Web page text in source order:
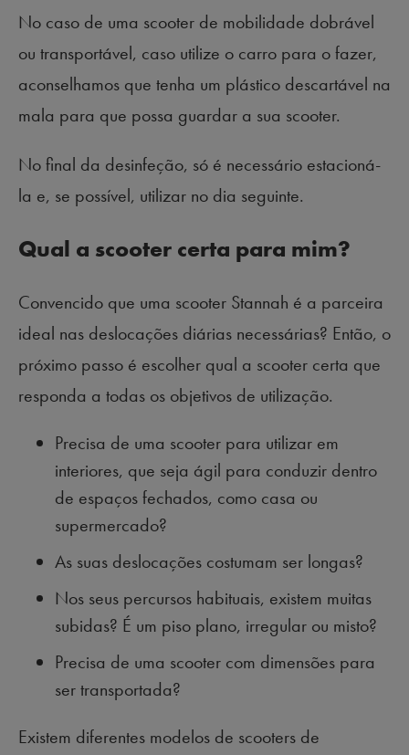
No caso de uma scooter de mobilidade dobrável
ou transportável, caso utilize o carro para o fazer,
aconselhamos que tenha um plástico descartável na
mala para que possa guardar a sua scooter.
No final da desinfeção, só é necessário estacioná-
la e, se possível, utilizar no dia seguinte.
Qual a scooter certa para mim?
Convencido que uma scooter Stannah é a parceira
ideal nas deslocações diárias necessárias? Então, o
próximo passo é escolher qual a scooter certa que
responda a todas os objetivos de utilização.
Precisa de uma scooter para utilizar em
interiores, que seja ágil para conduzir dentro
de espaços fechados, como casa ou
supermercado?
As suas deslocações costumam ser longas?
Nos seus percursos habituais, existem muitas
subidas? É um piso plano, irregular ou misto?
Precisa de uma scooter com dimensões para
ser transportada?
Existem diferentes modelos de scooters de